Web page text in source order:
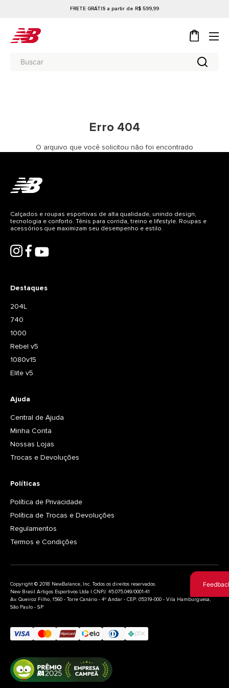
FRETE GRÁTIS a partir de R$ 599,99
Erro 404
O arquivo que você solicitou não foi encontrado
Destaques
204L
740
1000
Rebel v5
1080v15
Elite v5
Ajuda
Central de Ajuda
Minha Conta
Nossas Lojas
Trocas e Devoluções
Políticas
Política de Privacidade
Política de Trocas e Devoluções
Regulamentos
Termos e Condições
Calçados e roupas esportivas de alta qualidade, unindo design,
tecnologia e conforto. Tênis para corrida, treino e lifestyle. Roupas e
acessórios que maximizam seu desempenho e estilo.
Copyright © 2018 NewBalance, Inc. Todos os direitos reservados.
New Brasil Artigos Esportivos Ltda | CNPJ: 45.075.049/0001-41
Av. Queiroz Filho, 1560 - Torre Canário - 4º Andar - CEP: 05319-000 - Vila Hamburguesa,
São Paulo - SP